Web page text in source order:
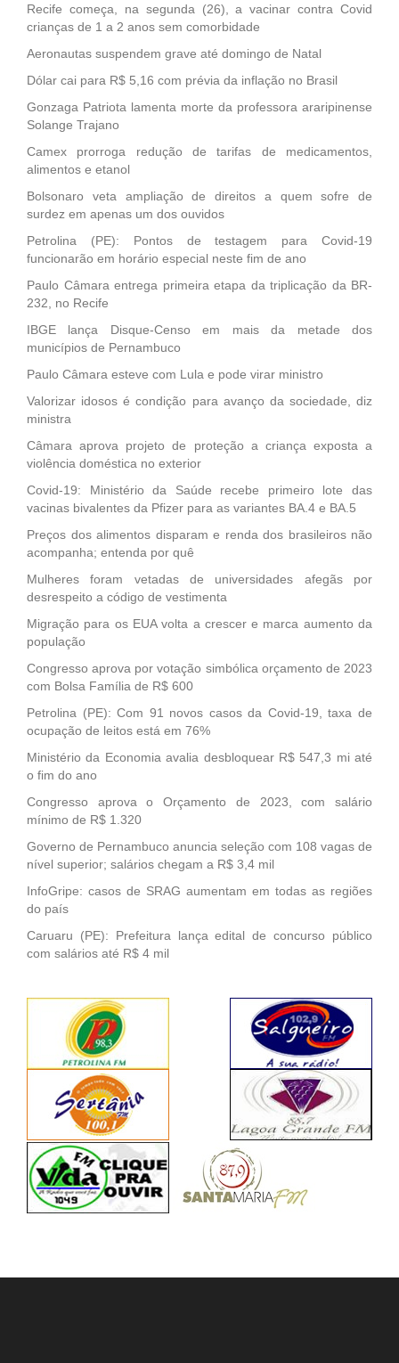
Recife começa, na segunda (26), a vacinar contra Covid
crianças de 1 a 2 anos sem comorbidade
Aeronautas suspendem grave até domingo de Natal
Dólar cai para R$ 5,16 com prévia da inflação no Brasil
Gonzaga Patriota lamenta morte da professora araripinense
Solange Trajano
Camex prorroga redução de tarifas de medicamentos,
alimentos e etanol
Bolsonaro veta ampliação de direitos a quem sofre de
surdez em apenas um dos ouvidos
Petrolina (PE): Pontos de testagem para Covid-19
funcionarão em horário especial neste fim de ano
Paulo Câmara entrega primeira etapa da triplicação da BR-
232, no Recife
IBGE lança Disque-Censo em mais da metade dos
municípios de Pernambuco
Paulo Câmara esteve com Lula e pode virar ministro
Valorizar idosos é condição para avanço da sociedade, diz
ministra
Câmara aprova projeto de proteção a criança exposta a
violência doméstica no exterior
Covid-19: Ministério da Saúde recebe primeiro lote das
vacinas bivalentes da Pfizer para as variantes BA.4 e BA.5
Preços dos alimentos disparam e renda dos brasileiros não
acompanha; entenda por quê
Mulheres foram vetadas de universidades afegãs por
desrespeito a código de vestimenta
Migração para os EUA volta a crescer e marca aumento da
população
Congresso aprova por votação simbólica orçamento de 2023
com Bolsa Família de R$ 600
Petrolina (PE): Com 91 novos casos da Covid-19, taxa de
ocupação de leitos está em 76%
Ministério da Economia avalia desbloquear R$ 547,3 mi até
o fim do ano
Congresso aprova o Orçamento de 2023, com salário
mínimo de R$ 1.320
Governo de Pernambuco anuncia seleção com 108 vagas de
nível superior; salários chegam a R$ 3,4 mil
InfoGripe: casos de SRAG aumentam em todas as regiões
do país
Caruaru (PE): Prefeitura lança edital de concurso público
com salários até R$ 4 mil